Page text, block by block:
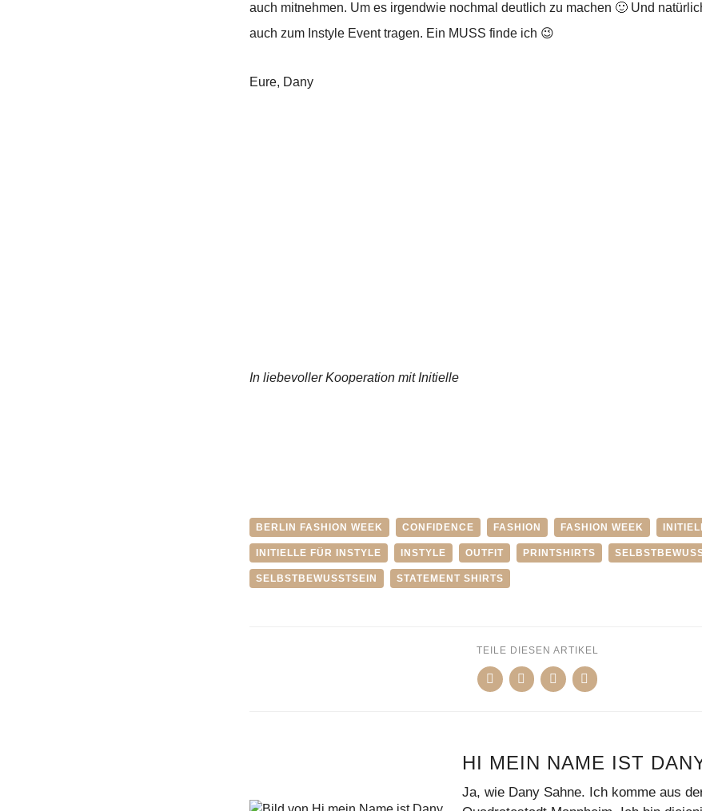
auch mitnehmen. Um es irgendwie nochmal deutlich zu machen 🙂 Und
auch zum Instyle Event tragen. Ein MUSS finde ich 😉
Eure, Dany
In liebevoller Kooperation mit Initielle
BERLIN FASHION WEEK CONFIDENCE FASHION FASHION WEEK
INITIELLE FÜR INSTYLE INSTYLE OUTFIT PRINTSHIRTS
SELBSTBEWUSSTSEIN STATEMENT SHIRTS
TEILE DIESEN ARTIKEL
HI MEIN NAME IST
Ja, wie Dany Sahne. Ich komme aus